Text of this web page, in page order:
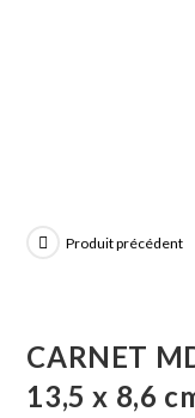
Produit précédent
CARNET
13,5 x 8,6